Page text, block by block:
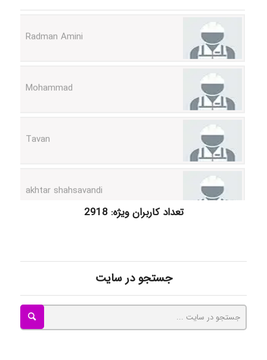
kimiya zirakpoor
ayda habibnejad
Nazaninkarkon
تعداد کاربران ویژه: 2918
جستجو در سایت